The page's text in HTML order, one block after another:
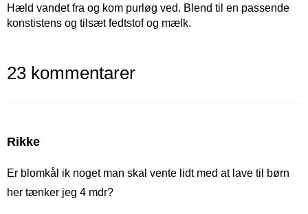
Hæld vandet fra og kom purløg ved. Blend til en passende
konstistens og tilsæt fedtstof og mælk.
23 kommentarer
Rikke
Er blomkål ik noget man skal vente lidt med at lave til børn
her tænker jeg 4 mdr?